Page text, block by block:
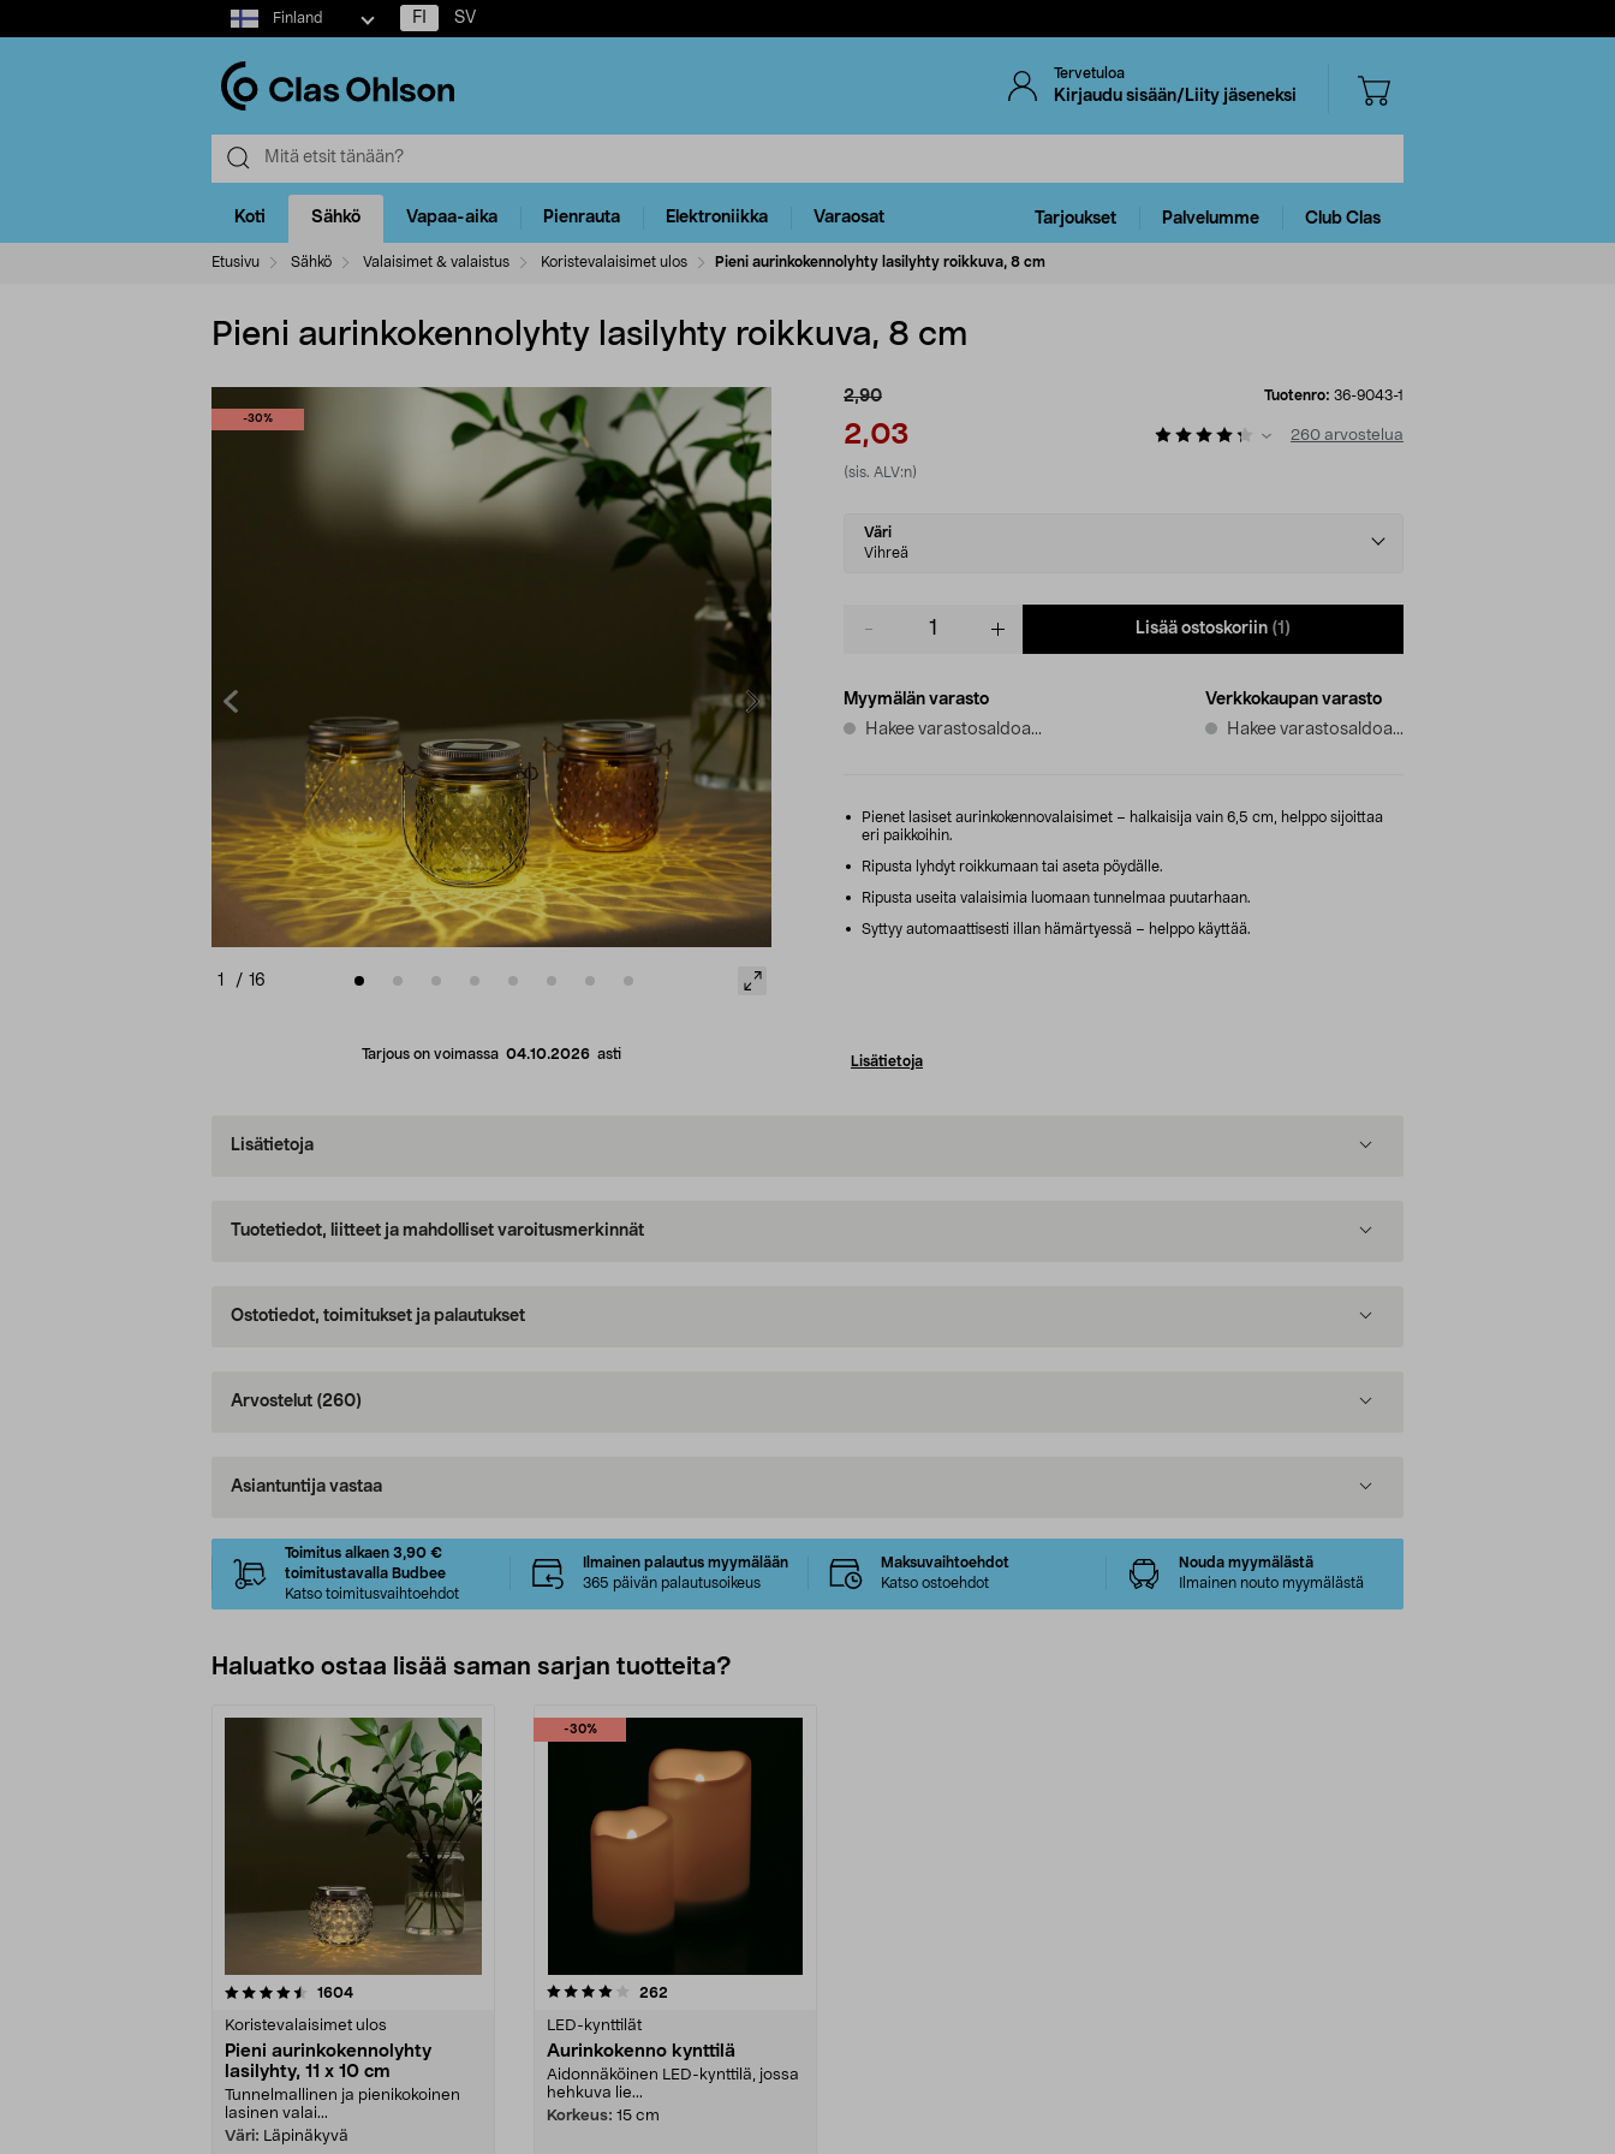
Select
market
Finland FI SV
Tervetuloa
Kirjaudu sisään/Liity jäseneksi
Koti Sähkö Vapaa-aika Pienrauta Elektroniikka Varaosat Tarjoukset Palvelumme Club Clas
Etusivu Sähkö Valaisimet & valaistus Koristevalaisimet ulos Pieni aurinkokennolyhty lasilyhty roikkuva, 8 cm
Pieni aurinkokennolyhty lasilyhty roikkuva, 8 cm
-30%
1 / 16
Tarjous on voimassa 04.10.2026 asti
2,90
2,03
(sis. ALV:n)
Tuotenro: 36-9043-1
260 arvostelua
Select
variant
Väri
Vihreä
Lisää ostoskoriin (1)
Myymälän varasto
Hakee varastosaldoa...
Verkkokaupan varasto
Hakee varastosaldoa...
Pienet lasiset aurinkokennovalaisimet – halkaisija vain 6,5 cm, helppo sijoittaa
eri paikkoihin.
Ripusta lyhdyt roikkumaan tai aseta pöydälle.
Ripusta useita valaisimia luomaan tunnelmaa puutarhaan.
Syttyy automaattisesti illan hämärtyessä – helppo käyttää.
Lisätietoja
Lisätietoja
Tuotetiedot, liitteet ja mahdolliset varoitusmerkinnät
Ostotiedot, toimitukset ja palautukset
Arvostelut (260)
Asiantuntija vastaa
Toimitus alkaen 3,90 €
toimitustavalla Budbee
Katso toimitusvaihtoehdot
Ilmainen palautus myymälään
365 päivän palautusoikeus
Maksuvaihtoehdot
Katso ostoehdot
Nouda myymälästä
Ilmainen nouto myymälästä
Haluatko ostaa lisää saman sarjan tuotteita?
1604arvostelut
Koristevalaisimet ulos
Pieni aurinkokennolyhty
lasilyhty, 11 x 10 cm
Tunnelmallinen ja pienikokoinen
lasinen valai...
Väri: Läpinäkyvä
-30%
4.0viidestä
262
LED-kynttilät
Aurinkokenno kynttilä
Aidonnäköinen LED-kynttilä, jossa
hehkuva lie...
Korkeus: 15 cm